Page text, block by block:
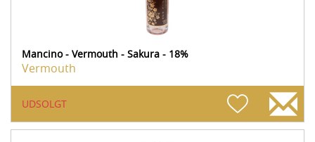
Mancino - Vermouth - Sakura - 18%
Vermouth
UDSOLGT